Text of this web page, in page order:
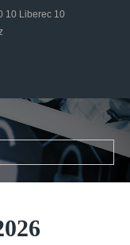
10 Liberec 10